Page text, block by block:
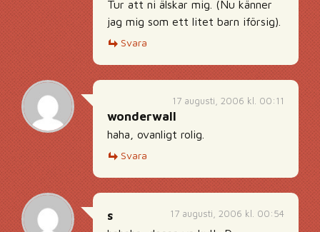
Tur att ni älskar mig. (Nu känner
jag mig som ett litet barn iförsig).
Svara
17 augusti, 2006 kl. 00:11
wonderwall
haha, ovanligt rolig.
Svara
17 augusti, 2006 kl. 00:54
s